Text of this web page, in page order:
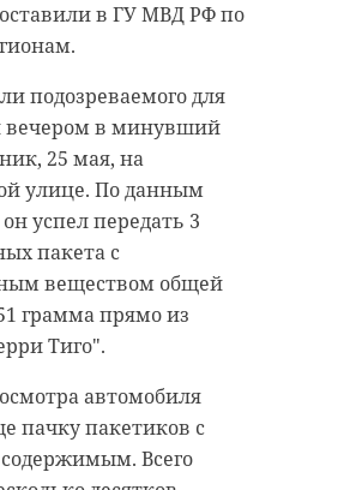
в ГУ МВД РФ по
подозреваемого для
вечером в минувший
25 мая, на
улице. По данным
успел передать 3
пакета с
веществом общей
грамма прямо из
Тиго".
автомобиля
пачку пакетиков с
Всего